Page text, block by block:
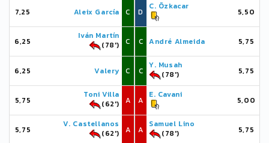
7,25 Aleix García C
6,25
Iván Martín
(78')
C
6,25 Valery C
5,75
Toni Villa
(62')
A
5,75
V. Castellanos
(62')
A
D
C. Özkacar
5,50
C André Almeida 5,75
C
Y. Musah
(78')
5,75
A
E. Cavani
5,00
A
Samuel Lino
(78')
5,75